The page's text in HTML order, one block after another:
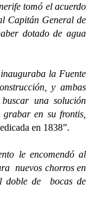
tomó el acuerdo
Capitán General de
dotado de agua
la Fuente
y ambas
una solución
en su frontis,
en 1838”.
le encomendó al
nuevos chorros en
doble de bocas de